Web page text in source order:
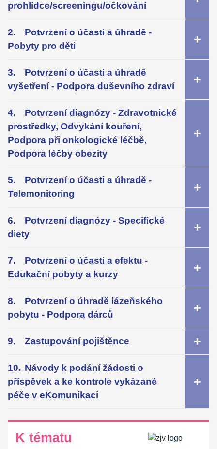
prohlídce/screeningu/očkování
Potvrzení o účasti a úhradě -
Pobyty pro děti
Potvrzení o účasti a úhradě
vyšetření - Podpora duševního zdraví
Potvrzení diagnózy - Zdravotnické
prostředky, Odvykání kouření,
Podpora při onkologické léčbě,
Podpora léčby obezity
Potvrzení o účasti a úhradě -
Telemonitoring
Potvrzení diagnózy - Specifické
diety
Potvrzení o účasti a efektu -
Edukační pobyty a kurzy
Potvrzení o úhradě lázeňského
pobytu - Podpora dárců
Zastupování pojištěnce
Návody k podání žádosti o
příspěvek a ke kontrole vykázané
péče v eKomunikaci
K tématu